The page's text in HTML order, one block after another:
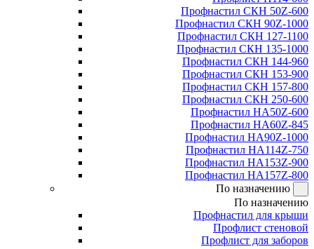
Профнастил СКН 50Z-600
Профнастил СКН 90Z-1000
Профнастил СКН 127-1100
Профнастил СКН 135-1000
Профнастил СКН 144-960
Профнастил СКН 153-900
Профнастил СКН 157-800
Профнастил СКН 250-600
Профнастил НА50Z-600
Профнастил НА60Z-845
Профнастил НА90Z-1000
Профнастил НА114Z-750
Профнастил НА153Z-900
Профнастил НА157Z-800
По назначению
По назначению
Профнастил для крыши
Профлист стеновой
Профлист для заборов